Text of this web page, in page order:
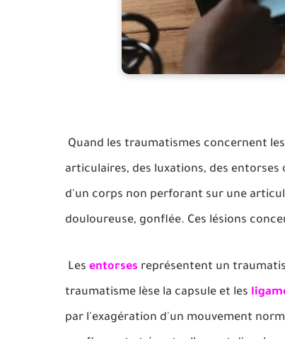
Quand les traumatismes concernent les
articulaires, des luxations, des
d'un corps non perforant sur une
douloureuse, gonflée. Ces lésions
Les entorses représentent un
traumatisme lèse la capsule et les
par l'exagération d'un mouvement